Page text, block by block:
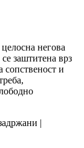
негова
заштитена врз
сопственост и
|